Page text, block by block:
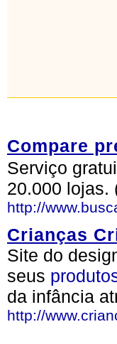
Compare
Serviço
20.000 lojas.
http://
Crianças
Site do
seus
da infância
http://